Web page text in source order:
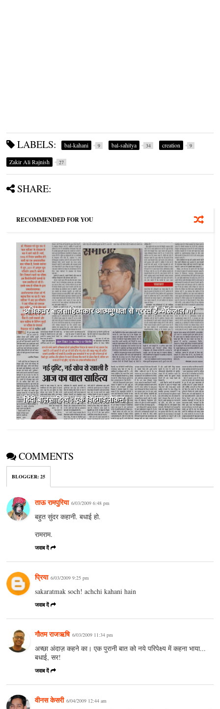
LABELS: bal-kahani 9 bal-sahitya 34 creation 9
Zakir Ali Rajnish 27
SHARE:
RECOMMENDED FOR YOU
अधिकतर बालसाहित्‍यकार आत्‍ममुग्‍धता से ग्रस्‍त हैं -भैरूंलाल गर्ग
हिंदी बालसाहित्‍य : एक विहंगावलोकन।
COMMENTS
BLOGGER:25
ताऊ रामपुरिया 6/03/2009 6:48 pm
बहुत सुंदर कहानी. बधाई हो.
रामराम.
जवाब दें
प्रिया 6/03/2009 9:25 pm
sakaratmak soch! achchi kahani hain
जवाब दें
गौतम राजऋषि 6/03/2009 11:34 pm
अच्छा अंदाज़ कहने का। एक पुरानी बात को नये परिपेक्ष्य में कहना भाया...
बधाई, सर!
जवाब दें
वीनस केसरी 6/04/2009 12:44 am